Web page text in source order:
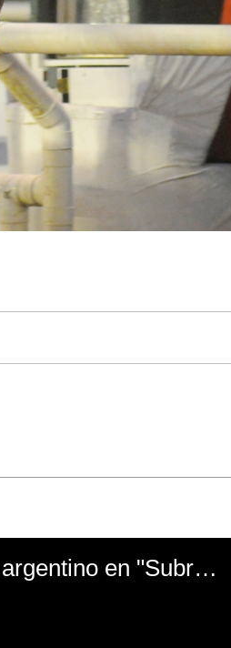
El mal momento de Yanina Gasañol con un hincha argentino en "Subrayado"